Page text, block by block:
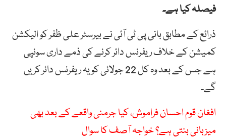
فیصلہ کیا ہے۔
ذرائع کے مطابق بانی پی ٹی آئی نے بیرسٹر علی ظفر کو الیکشن
کمیشن کے خلاف ریفرنس دائر کرنے کی ذمے داری سونپی
ہے جس کے بعد وہ کل 22 جولائی کو یہ ریفرنس دائر کریں
گے۔
افغان قوم احسان فراموش، کیا جرمنی واقعے کے بعد بھی
میزبانی بنتی ہے؟ خواجہ آصف کا سوال